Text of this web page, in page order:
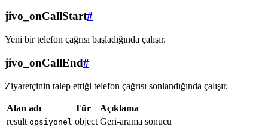
jivo_onCallStart#
Yeni bir telefon çağrısı başladığında çalışır.
jivo_onCallEnd#
Ziyaretçinin talep ettiği telefon çağrısı sonlandığında çalışır.
Alan adı Tür
Açıklama
result opsiyonel object Geri-arama sonucu